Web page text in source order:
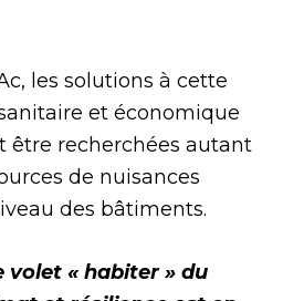
les solutions à cette
et économique
être recherchées autant
de nuisances
des bâtiments.
volet « habiter » du